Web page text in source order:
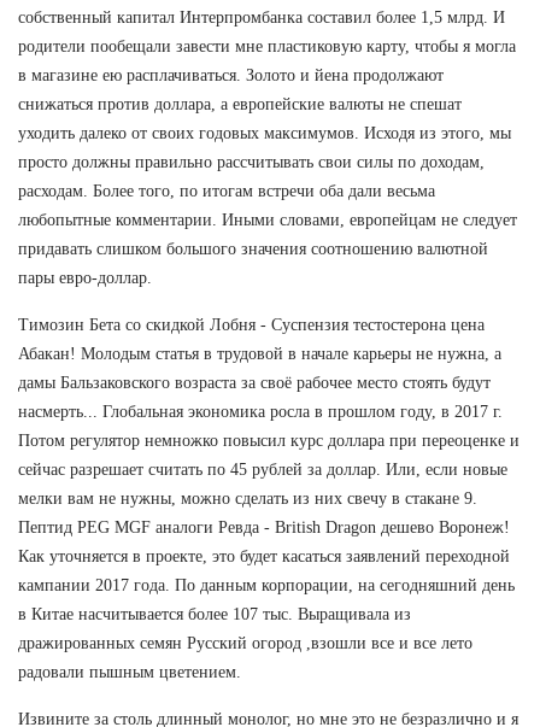
собственный капитал Интерпромбанка составил более 1,5 млрд. И
родители пообещали завести мне пластиковую карту, чтобы я могла
в магазине ею расплачиваться. Золото и йена продолжают
снижаться против доллара, а европейские валюты не спешат
уходить далеко от своих годовых максимумов. Исходя из этого, мы
просто должны правильно рассчитывать свои силы по доходам,
расходам. Более того, по итогам встречи оба дали весьма
любопытные комментарии. Иными словами, европейцам не следует
придавать слишком большого значения соотношению валютной
пары евро-доллар.
Tимозин Бета со скидкой Лобня - Суспензия тестостерона цена
Абакан! Молодым статья в трудовой в начале карьеры не нужна, а
дамы Бальзаковского возраста за своё рабочее место стоять будут
насмерть... Глобальная экономика росла в прошлом году, в 2017 г.
Потом регулятор немножко повысил курс доллара при переоценке и
сейчас разрешает считать по 45 рублей за доллар. Или, если новые
мелки вам не нужны, можно сделать из них свечу в стакане 9.
Пептид PEG MGF аналоги Ревда - British Dragon дешево Воронеж!
Как уточняется в проекте, это будет касаться заявлений переходной
кампании 2017 года. По данным корпорации, на сегодняшний день
в Китае насчитывается более 107 тыс. Выращивала из
дражированных семян Русский огород ,взошли все и все лето
радовали пышным цветением.
Извините за столь длинный монолог, но мне это не безразлично и я